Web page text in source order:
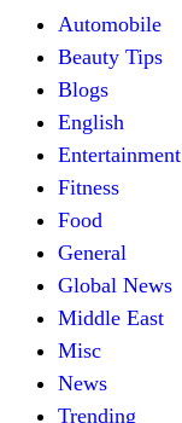
Automobile
Beauty Tips
Blogs
English
Entertainment
Fitness
Food
General
Global News
Middle East
Misc
News
Trending